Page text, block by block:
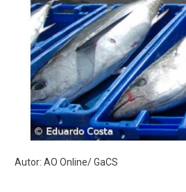
Autor: AO Online/ GaCS